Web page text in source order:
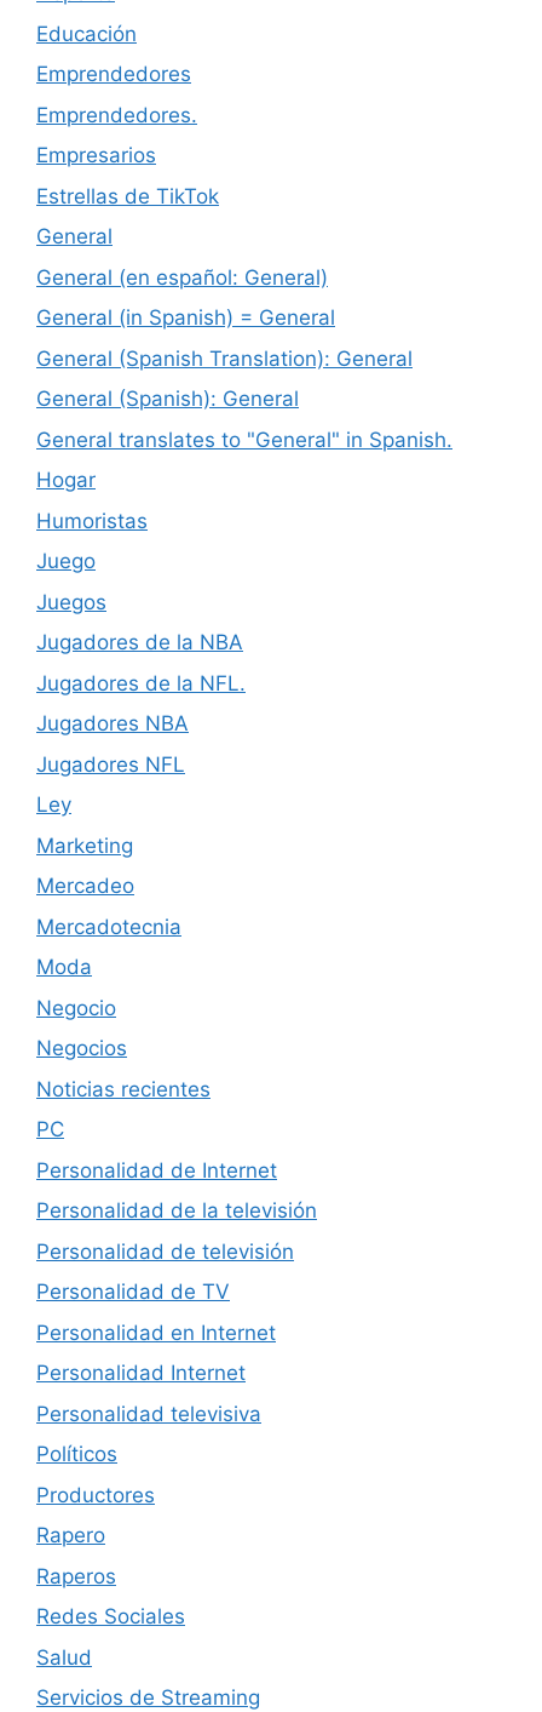
Educación
Emprendedores
Emprendedores.
Empresarios
Estrellas de TikTok
General
General (en español: General)
General (in Spanish) = General
General (Spanish Translation): General
General (Spanish): General
General translates to "General" in Spanish.
Hogar
Humoristas
Juego
Juegos
Jugadores de la NBA
Jugadores de la NFL.
Jugadores NBA
Jugadores NFL
Ley
Marketing
Mercadeo
Mercadotecnia
Moda
Negocio
Negocios
Noticias recientes
PC
Personalidad de Internet
Personalidad de la televisión
Personalidad de televisión
Personalidad de TV
Personalidad en Internet
Personalidad Internet
Personalidad televisiva
Políticos
Productores
Rapero
Raperos
Redes Sociales
Salud
Servicios de Streaming